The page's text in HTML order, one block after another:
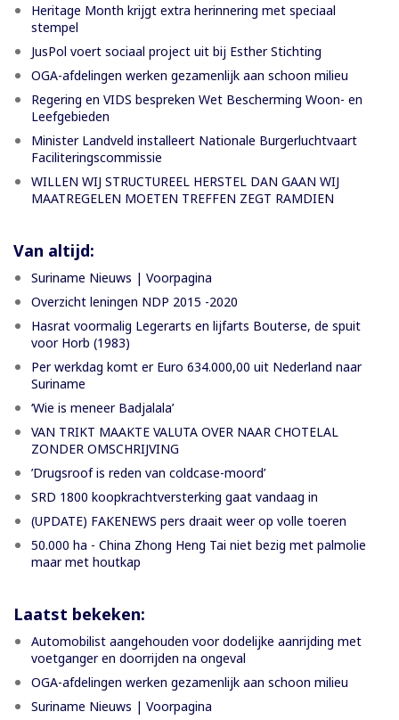
Heritage Month krijgt extra herinnering met speciaal
stempel
JusPol voert sociaal project uit bij Esther Stichting
OGA-afdelingen werken gezamenlijk aan schoon milieu
Regering en VIDS bespreken Wet Bescherming Woon- en
Leefgebieden
Minister Landveld installeert Nationale Burgerluchtvaart
Faciliteringscommissie
WILLEN WIJ STRUCTUREEL HERSTEL DAN GAAN WIJ
MAATREGELEN MOETEN TREFFEN ZEGT RAMDIEN
Van altijd:
Suriname Nieuws | Voorpagina
Overzicht leningen NDP 2015 -2020
Hasrat voormalig Legerarts en lijfarts Bouterse, de spuit
voor Horb (1983)
Per werkdag komt er Euro 634.000,00 uit Nederland naar
Suriname
‘Wie is meneer Badjalala’
VAN TRIKT MAAKTE VALUTA OVER NAAR CHOTELAL
ZONDER OMSCHRIJVING
’Drugsroof is reden van coldcase-moord’
SRD 1800 koopkrachtversterking gaat vandaag in
(UPDATE) FAKENEWS pers draait weer op volle toeren
50.000 ha - China Zhong Heng Tai niet bezig met palmolie
maar met houtkap
Laatst bekeken:
Automobilist aangehouden voor dodelijke aanrijding met
voetganger en doorrijden na ongeval
OGA-afdelingen werken gezamenlijk aan schoon milieu
Suriname Nieuws | Voorpagina